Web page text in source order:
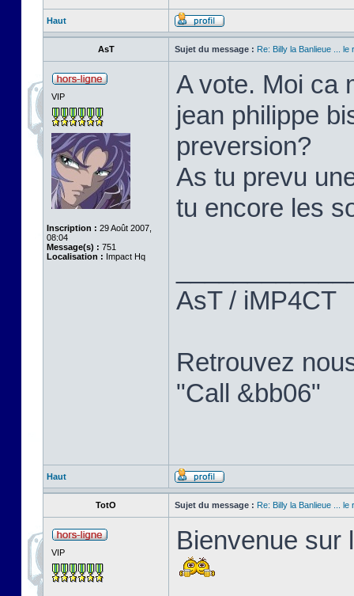
Haut
AsT Sujet du message : Re: Billy la Banlieue ... le
VIP
Inscription : 29 Août 2007,
08:04
Message(s) : 751
Localisation : Impact Hq
A vote. Moi ca
jean philippe
preversion?
As tu prevu
tu encore les
AsT / iMP4CT
Retrouvez
"Call &bb06"
Haut
TotO Sujet du message : Re: Billy la Banlieue ... le
VIP Bienvenue sur